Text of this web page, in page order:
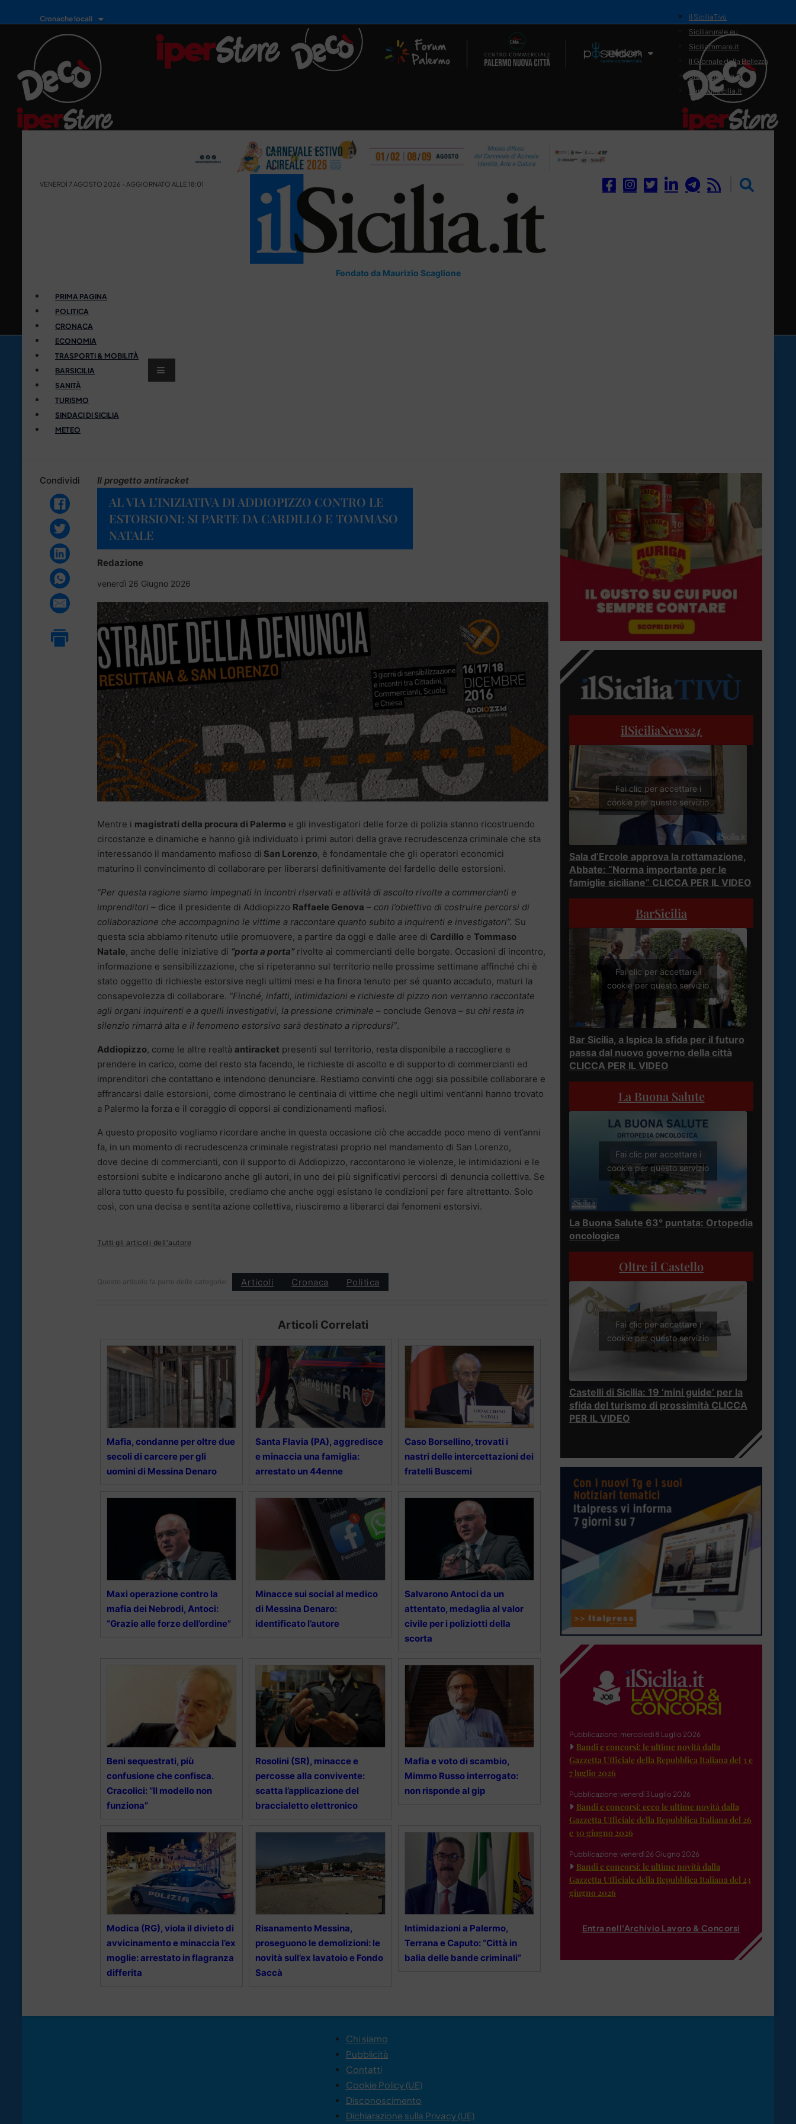
Cronache locali
Il Network
il SiciliaTivù
Siciliarurale.eu
Siciliammare.it
Il Giornale della Bellezza
Siciliamedica.it
Sanitainsicilia.it
VENERDÌ 7 AGOSTO 2026 - AGGIORNATO ALLE 18:01
Fondato da Maurizio Scaglione
PRIMA PAGINA
POLITICA
CRONACA
ECONOMIA
TRASPORTI & MOBILITÀ
BARSICILIA
SANITÀ
TURISMO
SINDACI DI SICILIA
METEO
Condividi Il progetto antiracket
AL VIA L’INIZIATIVA DI ADDIOPIZZO CONTRO LE
ESTORSIONI: SI PARTE DA CARDILLO E TOMMASO
NATALE
Redazione
venerdì 26 Giugno 2026
Mentre i magistrati della procura di Palermo e gli investigatori delle forze di polizia stanno ricostruendo
circostanze e dinamiche e hanno già individuato i primi autori della grave recrudescenza criminale che sta
interessando il mandamento mafioso di San Lorenzo, è fondamentale che gli operatori economici
maturino il convincimento di collaborare per liberarsi definitivamente del fardello delle estorsioni.
“Per questa ragione siamo impegnati in incontri riservati e attività di ascolto rivolte a commercianti e
imprenditori – dice il presidente di Addiopizzo Raffaele Genova – con l’obiettivo di costruire percorsi di
collaborazione che accompagnino le vittime a raccontare quanto subito a inquirenti e investigatori”. Su
questa scia abbiamo ritenuto utile promuovere, a partire da oggi e dalle aree di Cardillo e Tommaso
Natale, anche delle iniziative di “porta a porta”rivolte ai commercianti delle borgate. Occasioni di incontro,
informazione e sensibilizzazione, che si ripeteranno sul territorio nelle prossime settimane affinché chi è
stato oggetto di richieste estorsive negli ultimi mesi e ha finora tenuto per sé quanto accaduto, maturi la
consapevolezza di collaborare. “Finché, infatti, intimidazioni e richieste di pizzo non verranno raccontate
agli organi inquirenti e a quelli investigativi, la pressione criminale – conclude Genova – su chi resta in
silenzio rimarrà alta e il fenomeno estorsivo sarà destinato a riprodursi”.
Addiopizzo, come le altre realtà antiracket presenti sul territorio, resta disponibile a raccogliere e
prendere in carico, come del resto sta facendo, le richieste di ascolto e di supporto di commercianti ed
imprenditori che contattano e intendono denunciare. Restiamo convinti che oggi sia possibile collaborare e
affrancarsi dalle estorsioni, come dimostrano le centinaia di vittime che negli ultimi vent’anni hanno trovato
a Palermo la forza e il coraggio di opporsi ai condizionamenti mafiosi.
A questo proposito vogliamo ricordare anche in questa occasione ciò che accadde poco meno di vent’anni
fa, in un momento di recrudescenza criminale registratasi proprio nel mandamento di San Lorenzo,
dove decine di commercianti, con il supporto di Addiopizzo, raccontarono le violenze, le intimidazioni e le
estorsioni subite e indicarono anche gli autori, in uno dei più significativi percorsi di denuncia collettiva. Se
allora tutto questo fu possibile, crediamo che anche oggi esistano le condizioni per fare altrettanto. Solo
così, con una decisa e sentita azione collettiva, riusciremo a liberarci dai fenomeni estorsivi.
Tutti gli articoli dell'autore
Questo articolo fa parte delle categorie: Articoli Cronaca Politica
Articoli Correlati
Mafia, condanne per oltre due
secoli di carcere per gli
uomini di Messina Denaro
Santa Flavia (PA), aggredisce
e minaccia una famiglia:
arrestato un 44enne
Caso Borsellino, trovati i
nastri delle intercettazioni dei
fratelli Buscemi
Maxi operazione contro la
mafia dei Nebrodi, Antoci:
“Grazie alle forze dell’ordine”
Minacce sui social al medico
di Messina Denaro:
identificato l’autore
Salvarono Antoci da un
attentato, medaglia al valor
civile per i poliziotti della
scorta
Beni sequestrati, più
confusione che confisca.
Cracolici: “Il modello non
funziona”
Rosolini (SR), minacce e
percosse alla convivente:
scatta l’applicazione del
braccialetto elettronico
Mafia e voto di scambio,
Mimmo Russo interrogato:
non risponde al gip
Modica (RG), viola il divieto di
avvicinamento e minaccia l’ex
moglie: arrestato in flagranza
differita
Risanamento Messina,
proseguono le demolizioni: le
novità sull’ex lavatoio e Fondo
Saccà
Intimidazioni a Palermo,
Terrana e Caputo: “Città in
balia delle bande criminali”
ilSiciliaNews24
Fai clic per accettare i
cookie per questo servizio
Sala d’Ercole approva la rottamazione,
Abbate: “Norma importante per le
famiglie siciliane” CLICCA PER IL VIDEO
BarSicilia
Fai clic per accettare i
cookie per questo servizio
Bar Sicilia, a Ispica la sfida per il futuro
passa dal nuovo governo della città
CLICCA PER IL VIDEO
La Buona Salute
Fai clic per accettare i
cookie per questo servizio
La Buona Salute 63° puntata: Ortopedia
oncologica
Oltre il Castello
Fai clic per accettare i
cookie per questo servizio
Castelli di Sicilia: 19 ‘mini guide’ per la
sfida del turismo di prossimità CLICCA
PER IL VIDEO
Pubblicazione: mercoledì 8 Luglio 2026
Bandi e concorsi: le ultime novità dalla
Gazzetta Ufficiale della Repubblica Italiana del 3 e
7 luglio 2026
Pubblicazione: venerdì 3 Luglio 2026
Bandi e concorsi: ecco le ultime novità dalla
Gazzetta Ufficiale della Repubblica Italiana del 26
e 30 giugno 2026
Pubblicazione: venerdì 26 Giugno 2026
Bandi e concorsi: le ultime novità dalla
Gazzetta Ufficiale della Repubblica Italiana del 23
giugno 2026
Entra nell'Archivio Lavoro & Concorsi
Chi siamo
Pubblicità
Contatti
Cookie Policy (UE)
Disconoscimento
Dichiarazione sulla Privacy (UE)